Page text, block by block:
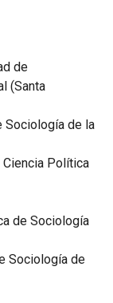
de
(Santa
Sociología de la
Ciencia Política
de Sociología
Sociología de